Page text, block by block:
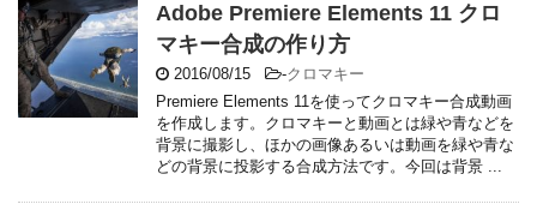
Adobe Premiere Elements 11 クロ
マキー合成の作り方
2016/08/15 -クロマキー
Premiere Elements 11を使ってクロマキー合成動画
を作成します。クロマキーと動画とは緑や青などを
背景に撮影し、ほかの画像あるいは動画を緑や青な
どの背景に投影する合成方法です。今回は背景 ...